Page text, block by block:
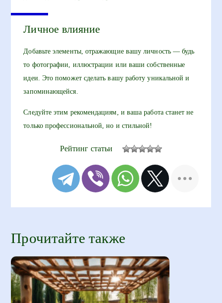
Личное влияние
Добавьте элементы, отражающие вашу личность — будь
то фотографии, иллюстрации или ваши собственные
идеи. Это поможет сделать вашу работу уникальной и
запоминающейся.
Следуйте этим рекомендациям, и ваша работа станет не
только профессиональной, но и стильной!
Рейтинг статьи
Прочитайте также